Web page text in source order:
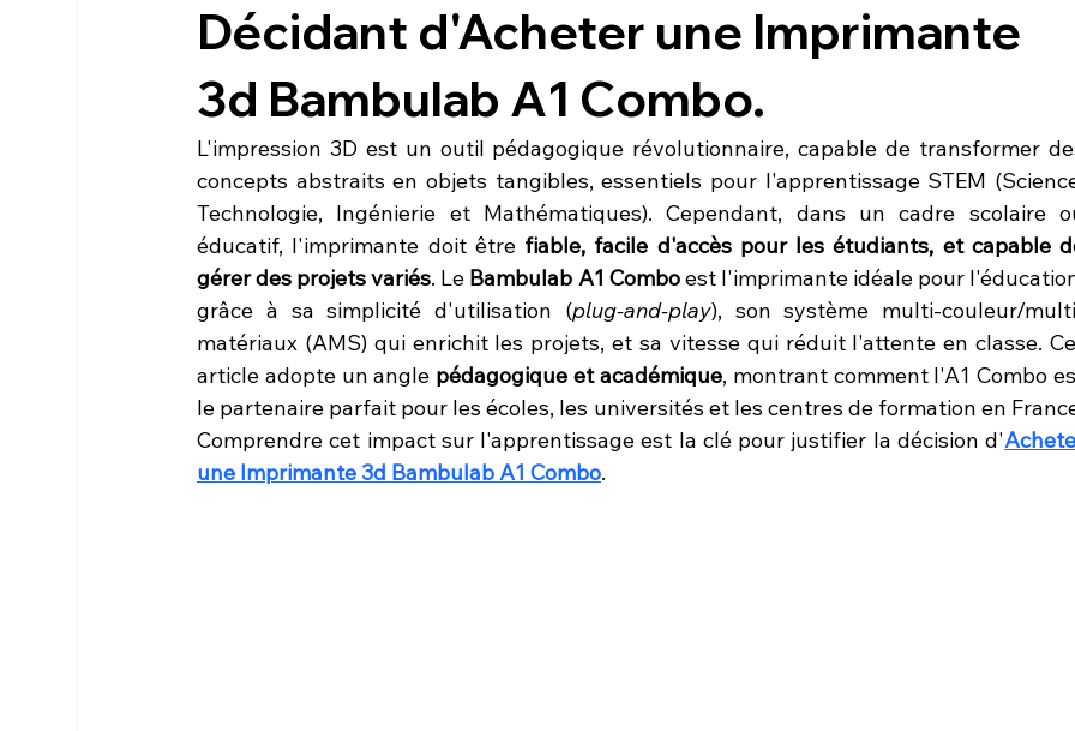
Décidant d'Acheter une Imprimante
3d Bambulab A1 Combo.
L'impression 3D est un outil pédagogique révolutionnaire, capable de transformer
concepts abstraits en objets tangibles, essentiels pour l'apprentissage STEM
Technologie, Ingénierie et Mathématiques). Cependant, dans un cadre scolaire
éducatif, l'imprimante doit être fiable, facile d'accès pour les étudiants, et capable
gérer des projets variés. Le Bambulab A1 Combo est l'imprimante idéale pour
grâce à sa simplicité d'utilisation (plug-and-play), son système multi-couleur/
matériaux (AMS) qui enrichit les projets, et sa vitesse qui réduit l'attente en classe.
article adopte un angle pédagogique et académique, montrant comment l'A1 Combo
le partenaire parfait pour les écoles, les universités et les centres de formation en
Comprendre cet impact sur l'apprentissage est la clé pour justifier la décision d'
une Imprimante 3d Bambulab A1 Combo.